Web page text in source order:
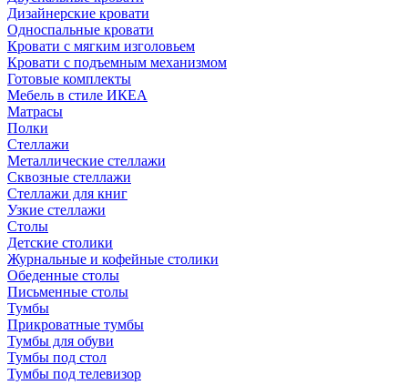
Дизайнерские кровати
Односпальные кровати
Кровати с мягким изголовьем
Кровати с подъемным механизмом
Готовые комплекты
Мебель в стиле ИКЕА
Матрасы
Полки
Стеллажи
Металлические стеллажи
Сквозные стеллажи
Стеллажи для книг
Узкие стеллажи
Столы
Детские столики
Журнальные и кофейные столики
Обеденные столы
Письменные столы
Тумбы
Прикроватные тумбы
Тумбы для обуви
Тумбы под стол
Тумбы под телевизор